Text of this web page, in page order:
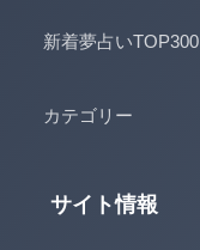
新着夢占いTOP300
カテゴリー
サイト情報